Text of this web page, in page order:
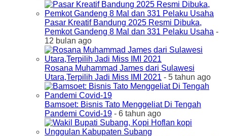
Pasar Kreatif Bandung 2025 Resmi Dibuka,
Pemkot Gandeng 8 Mal dan 331 Pelaku Usaha -
12 bulan ago
Rosana Muhammad James dari Sulawesi
Utara,Terpilih Jadi Miss IMI 2021 - 5 tahun ago
Bamsoet: Bisnis Tato Menggeliat Di Tengah
Pandemi Covid-19 - 6 tahun ago